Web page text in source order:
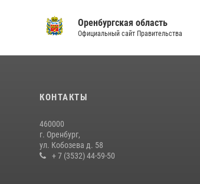
Оренбургская область
Официальный сайт Правительства
КОНТАКТЫ
460000
г. Оренбург,
ул. Кобозева д. 58
+ 7 (3532) 44-59-50